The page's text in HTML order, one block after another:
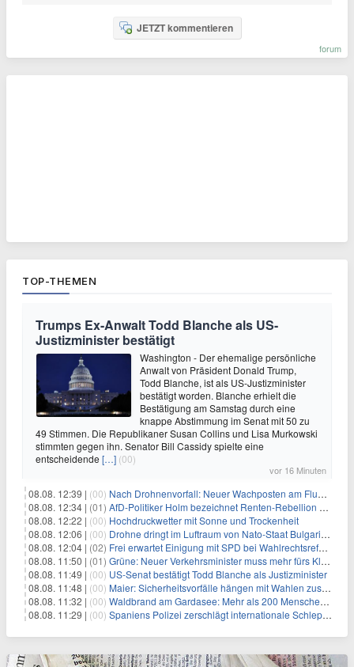
JETZT kommentieren
forum
TOP-THEMEN
Trumps Ex-Anwalt Todd Blanche als US-
Justizminister bestätigt
Washington - Der ehemalige persönliche
Anwalt von Präsident Donald Trump,
Todd Blanche, ist als US-Justizminister
bestätigt worden. Blanche erhielt die
Bestätigung am Samstag durch eine
knappe Abstimmung im Senat mit 50 zu
49 Stimmen. Die Republikaner Susan Collins und Lisa Murkowski
stimmten gegen ihn. Senator Bill Cassidy spielte eine
entscheidende […] (00)
vor 16 Minuten
08.08. 12:39 | (00) Nach Drohnenvorfall: Neuer Wachposten am Flughafen
08.08. 12:34 | (01) AfD-Politiker Holm bezeichnet Renten-Rebellion als "Rollenspiel"
08.08. 12:22 | (00) Hochdruckwetter mit Sonne und Trockenheit
08.08. 12:06 | (00) Drohne dringt im Luftraum von Nato-Staat Bulgarien ein
08.08. 12:04 | (02) Frei erwartet Einigung mit SPD bei Wahlrechtsreform
08.08. 11:50 | (01) Grüne: Neuer Verkehrsminister muss mehr fürs Klima tun
08.08. 11:49 | (00) US-Senat bestätigt Todd Blanche als Justizminister
08.08. 11:48 | (00) Maier: Sicherheitsvorfälle hängen mit Wahlen zusammen
08.08. 11:32 | (00) Waldbrand am Gardasee: Mehr als 200 Menschen evakuiert
08.08. 11:29 | (00) Spaniens Polizei zerschlägt internationale Schlepperbande